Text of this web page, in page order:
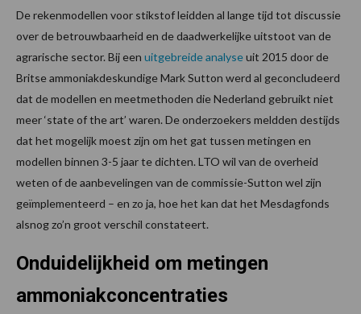
De rekenmodellen voor stikstof leidden al lange tijd tot discussie
over de betrouwbaarheid en de daadwerkelijke uitstoot van de
agrarische sector. Bij een uitgebreide analyseuit 2015 door de
Britse ammoniakdeskundige Mark Sutton werd al geconcludeerd
dat de modellen en meetmethoden die Nederland gebruikt niet
meer ‘state of the art’ waren. De onderzoekers meldden destijds
dat het mogelijk moest zijn om het gat tussen metingen en
modellen binnen 3-5 jaar te dichten. LTO wil van de overheid
weten of de aanbevelingen van de commissie-Sutton wel zijn
geïmplementeerd – en zo ja, hoe het kan dat het Mesdagfonds
alsnog zo’n groot verschil constateert.
Onduidelijkheid om metingen
ammoniakconcentraties